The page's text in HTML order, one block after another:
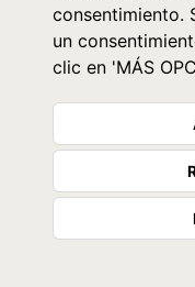
consentimiento.
un
clic en 'MÁS